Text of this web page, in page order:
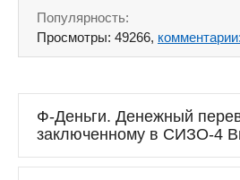
Популярность:
Просмотры: 49266,
Ф-Деньги. Денежный
заключенному в СИЗО-4